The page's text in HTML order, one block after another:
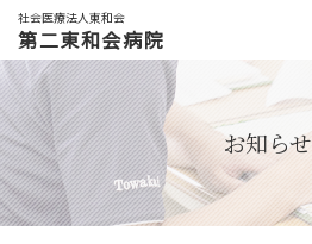
社会医療法人東和会
第二東和会病院
お知らせ